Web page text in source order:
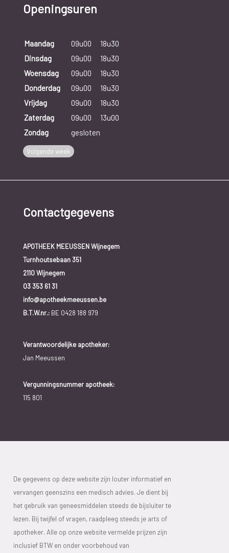
Openingsuren
Maandag 09u00
18u30
Dinsdag
09u00
18u30
Woensdag
09u00
18u30
Donderdag
09u00
18u30
Vrijdag
09u00
18u30
Zaterdag
09u00
13u00
Zondag
gesloten
Volgende week
Contactgegevens
APOTHEEK MEEUSSEN Wijnegem
Turnhoutsebaan 351
2110 Wijnegem
03 353 61 31
info@apotheekmeeussen.be
B.T.W.nr.:BE 0428 188 979
Verantwoordelijke apotheker:
Jan Meeussen
Vergunningsnummer apotheek:
115 801
De gegevens op deze website zijn louter informatief en
vervangen geenszins een medisch advies. Je dient bij
het gebruik van geneesmiddelen steeds de bijsluiter te
lezen. Bij twijfel of vragen, raadpleeg steeds je arts of
apotheker. Alle op onze website vermelde prijzen zijn
inclusief BTW en onder voorbehoud van